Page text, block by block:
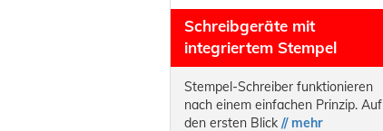
Schreibgeräte mit
integriertem Stempel
Stempel-Schreiber funktionieren
nach einem einfachen Prinzip. Auf
den ersten Blick // mehr